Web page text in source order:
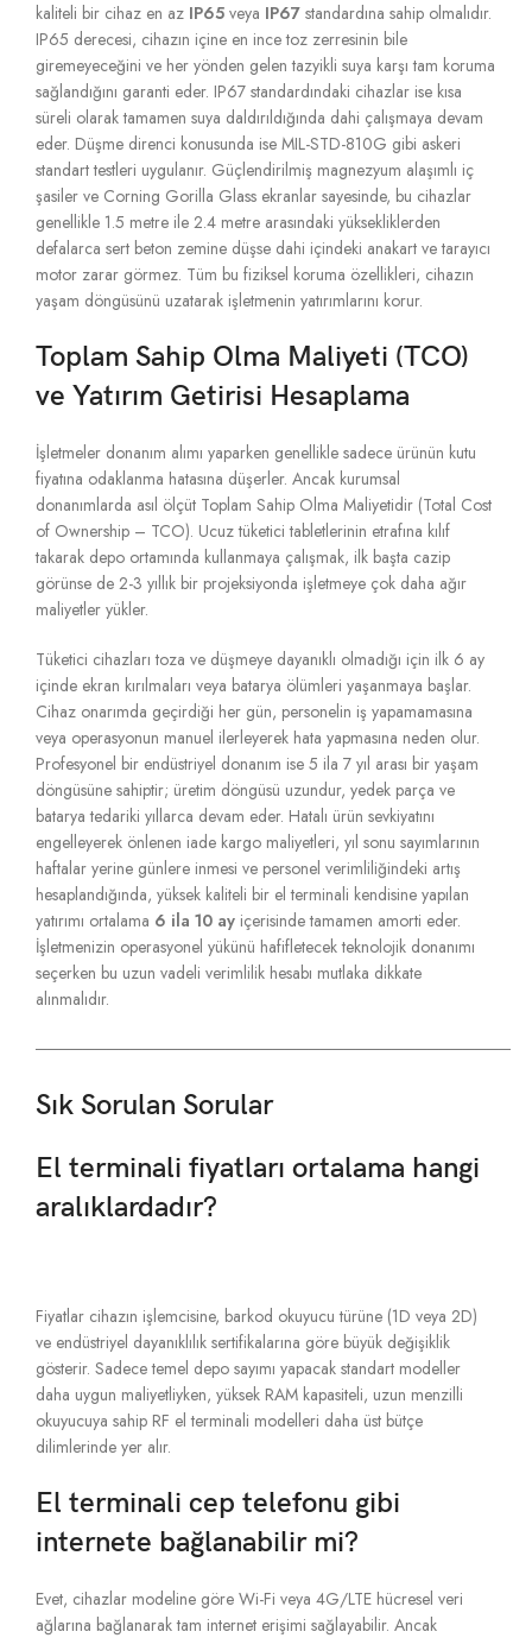
kaliteli bir cihaz en az IP65 veya IP67 standardına sahip olmalıdır.
IP65 derecesi, cihazın içine en ince toz zerresinin bile
giremeyeceğini ve her yönden gelen tazyikli suya karşı tam koruma
sağlandığını garanti eder. IP67 standardındaki cihazlar ise kısa
süreli olarak tamamen suya daldırıldığında dahi çalışmaya devam
eder. Düşme direnci konusunda ise MIL-STD-810G gibi askeri
standart testleri uygulanır. Güçlendirilmiş magnezyum alaşımlı iç
şasiler ve Corning Gorilla Glass ekranlar sayesinde, bu cihazlar
genellikle 1.5 metre ile 2.4 metre arasındaki yüksekliklerden
defalarca sert beton zemine düşse dahi içindeki anakart ve tarayıcı
motor zarar görmez. Tüm bu fiziksel koruma özellikleri, cihazın
yaşam döngüsünü uzatarak işletmenin yatırımlarını korur.
Toplam Sahip Olma Maliyeti (TCO)
ve Yatırım Getirisi Hesaplama
İşletmeler donanım alımı yaparken genellikle sadece ürünün kutu
fiyatına odaklanma hatasına düşerler. Ancak kurumsal
donanımlarda asıl ölçüt Toplam Sahip Olma Maliyetidir (Total Cost
of Ownership – TCO). Ucuz tüketici tabletlerinin etrafına kılıf
takarak depo ortamında kullanmaya çalışmak, ilk başta cazip
görünse de 2-3 yıllık bir projeksiyonda işletmeye çok daha ağır
maliyetler yükler.
Tüketici cihazları toza ve düşmeye dayanıklı olmadığı için ilk 6 ay
içinde ekran kırılmaları veya batarya ölümleri yaşanmaya başlar.
Cihaz onarımda geçirdiği her gün, personelin iş yapamamasına
veya operasyonun manuel ilerleyerek hata yapmasına neden olur.
Profesyonel bir endüstriyel donanım ise 5 ila 7 yıl arası bir yaşam
döngüsüne sahiptir; üretim döngüsü uzundur, yedek parça ve
batarya tedariki yıllarca devam eder. Hatalı ürün sevkiyatını
engelleyerek önlenen iade kargo maliyetleri, yıl sonu sayımlarının
haftalar yerine günlere inmesi ve personel verimliliğindeki artış
hesaplandığında, yüksek kaliteli bir el terminali kendisine yapılan
yatırımı ortalama 6 ila 10 ay içerisinde tamamen amorti eder.
İşletmenizin operasyonel yükünü hafifletecek teknolojik donanımı
seçerken bu uzun vadeli verimlilik hesabı mutlaka dikkate
alınmalıdır.
────────────────────────────────────────
Sık Sorulan Sorular
El terminali fiyatları ortalama hangi
aralıklardadır?
Fiyatlar cihazın işlemcisine, barkod okuyucu türüne (1D veya 2D)
ve endüstriyel dayanıklılık sertifikalarına göre büyük değişiklik
gösterir. Sadece temel depo sayımı yapacak standart modeller
daha uygun maliyetliyken, yüksek RAM kapasiteli, uzun menzilli
okuyucuya sahip RF el terminali modelleri daha üst bütçe
dilimlerinde yer alır.
El terminali cep telefonu gibi
internete bağlanabilir mi?
Evet, cihazlar modeline göre Wi-Fi veya 4G/LTE hücresel veri
ağlarına bağlanarak tam internet erişimi sağlayabilir. Ancak